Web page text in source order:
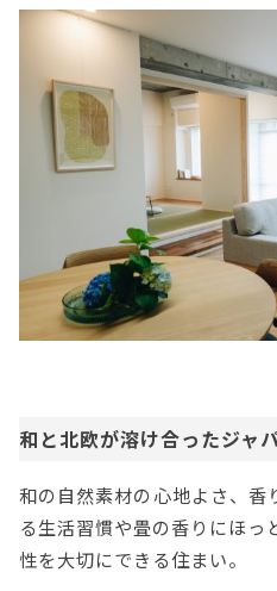
和と北欧が溶け合ったジャ
和の自然素材の心地よさ、香
る生活習慣や畳の香りにほ
性を大切にできる住まい。